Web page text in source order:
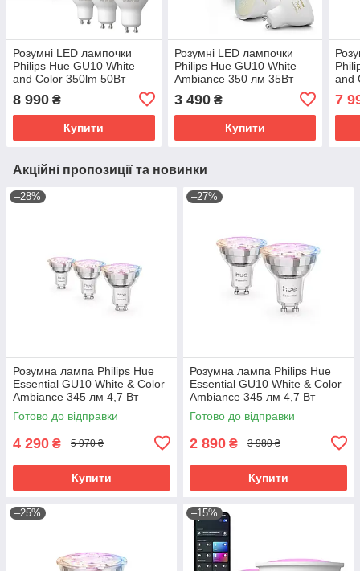
Розумні LED лампочки
Philips Hue GU10 White
and Color 350lm 50Вт
Apple HomeKit, 3шт.
8 990 ₴
Купити
Розумні LED лампочки
Philips Hue GU10 White
Ambiance 350 лм 35Вт
4.3W, ZigBee, Bluetooth,
Apple HomeKit, 2шт.
3 490₴
Купити
and
7
Акційні пропозиції та новинки
–28%
Розумна лампа Philips Hue
Essential GU10 White & Color
Ambiance 345 лм 4,7 Вт
Bluetooth Zigbee 3 шт.
Готово до відправки
4 290 ₴ 5 970 ₴
Купити
–27%
Розумна лампа Philips Hue
Essential GU10 White & Color
Ambiance 345 лм 4,7 Вт
Bluetooth Zigbee 2 шт.
Готово до відправки
2 890 ₴ 3 980 ₴
Купити
–25% –15%